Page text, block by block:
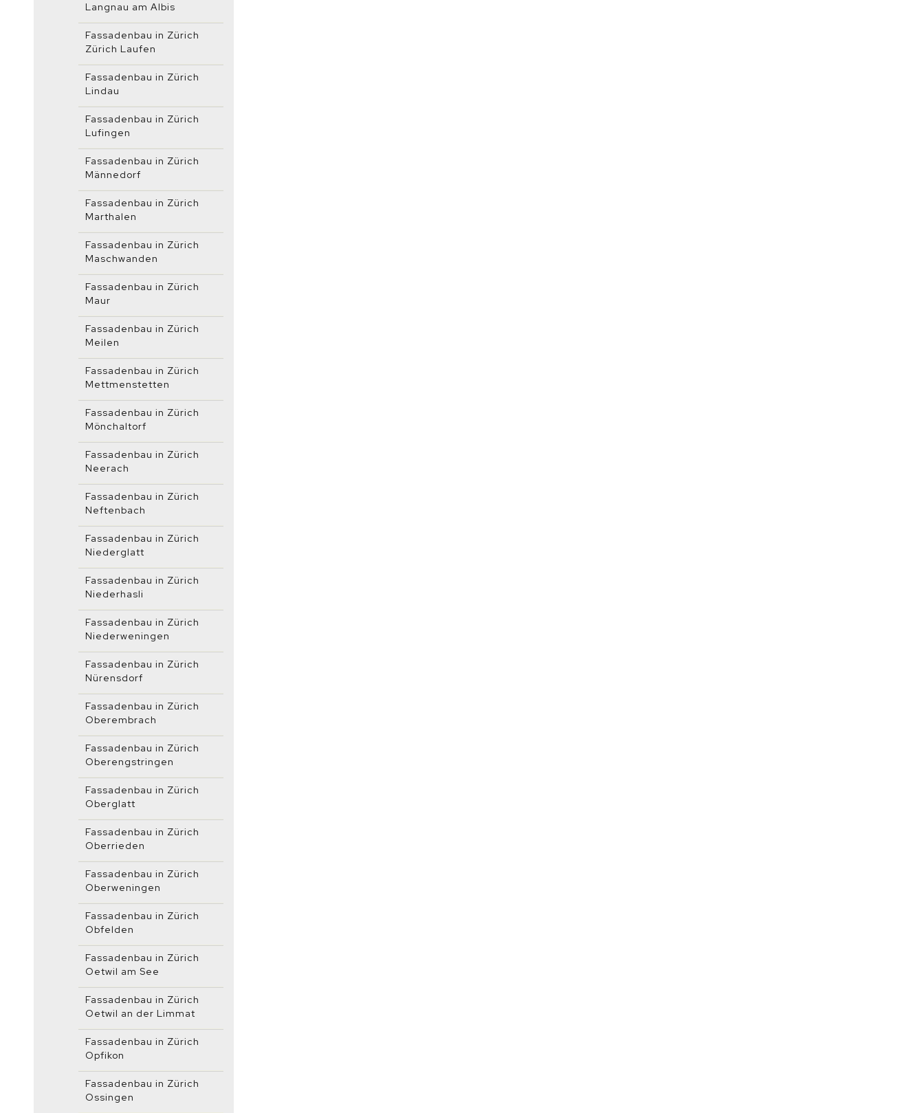
Langnau am Albis
Fassadenbau in Zürich
Zürich Laufen
Fassadenbau in Zürich
Lindau
Fassadenbau in Zürich
Lufingen
Fassadenbau in Zürich
Männedorf
Fassadenbau in Zürich
Marthalen
Fassadenbau in Zürich
Maschwanden
Fassadenbau in Zürich
Maur
Fassadenbau in Zürich
Meilen
Fassadenbau in Zürich
Mettmenstetten
Fassadenbau in Zürich
Mönchaltorf
Fassadenbau in Zürich
Neerach
Fassadenbau in Zürich
Neftenbach
Fassadenbau in Zürich
Niederglatt
Fassadenbau in Zürich
Niederhasli
Fassadenbau in Zürich
Niederweningen
Fassadenbau in Zürich
Nürensdorf
Fassadenbau in Zürich
Oberembrach
Fassadenbau in Zürich
Oberengstringen
Fassadenbau in Zürich
Oberglatt
Fassadenbau in Zürich
Oberrieden
Fassadenbau in Zürich
Oberweningen
Fassadenbau in Zürich
Obfelden
Fassadenbau in Zürich
Oetwil am See
Fassadenbau in Zürich
Oetwil an der Limmat
Fassadenbau in Zürich
Opfikon
Fassadenbau in Zürich
Ossingen